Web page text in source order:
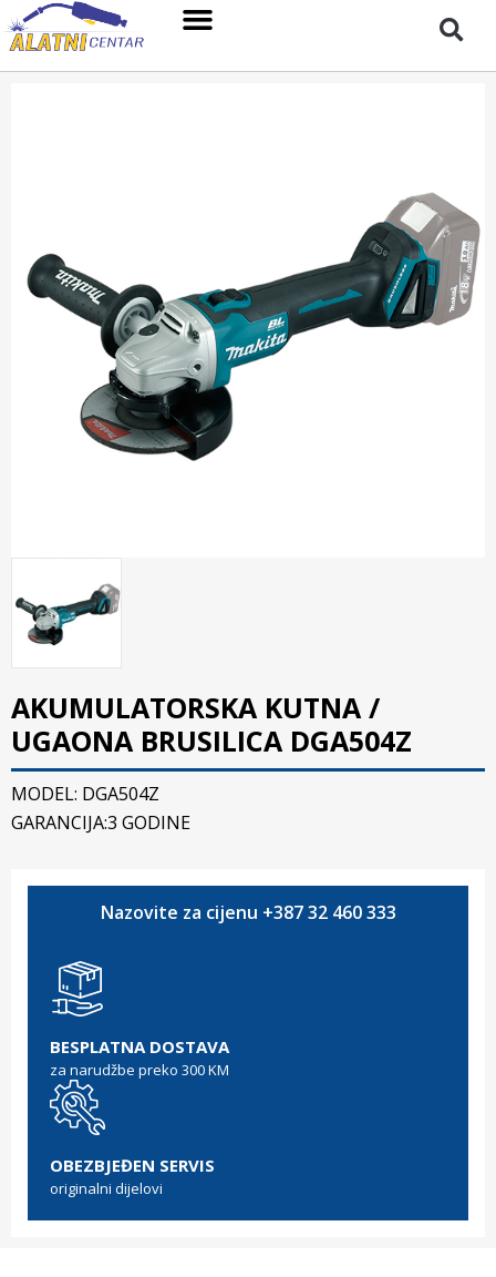
AKUMULATORSKA KUTNA /
UGAONA BRUSILICA DGA504Z
MODEL: DGA504Z
GARANCIJA:3 GODINE
Nazovite za cijenu +387 32 460 333
BESPLATNA DOSTAVA
za narudžbe preko 300 KM
OBEZBJEĐEN SERVIS
originalni dijelovi